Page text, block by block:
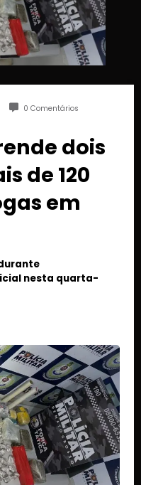
0 Comentários
dois
de 120
em
nesta quarta-